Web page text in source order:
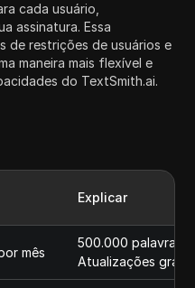
cada usuário,
assinatura. Essa
de restrições de usuários e
maneira mais flexível e
do TextSmith.ai.
Explicar
mês
500.000 palavras/
Atualizações grátis